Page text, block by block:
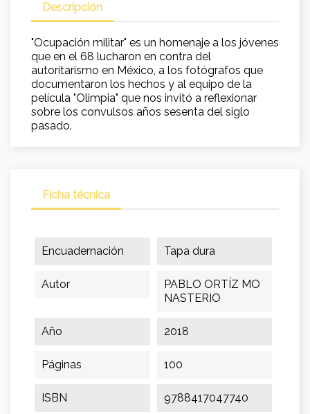
Descripción
"Ocupación militar" es un homenaje a los jóvenes
que en el 68 lucharon en contra del
autoritarismo en México, a los fotógrafos que
documentaron los hechos y al equipo de la
película "Olimpia" que nos invitó a reflexionar
sobre los convulsos años sesenta del siglo
pasado.
Ficha técnica
Encuadernación Tapa dura
Autor
PABLO ORTÍZ MO
NASTERIO
Año 2018
Páginas 100
ISBN 9788417047740